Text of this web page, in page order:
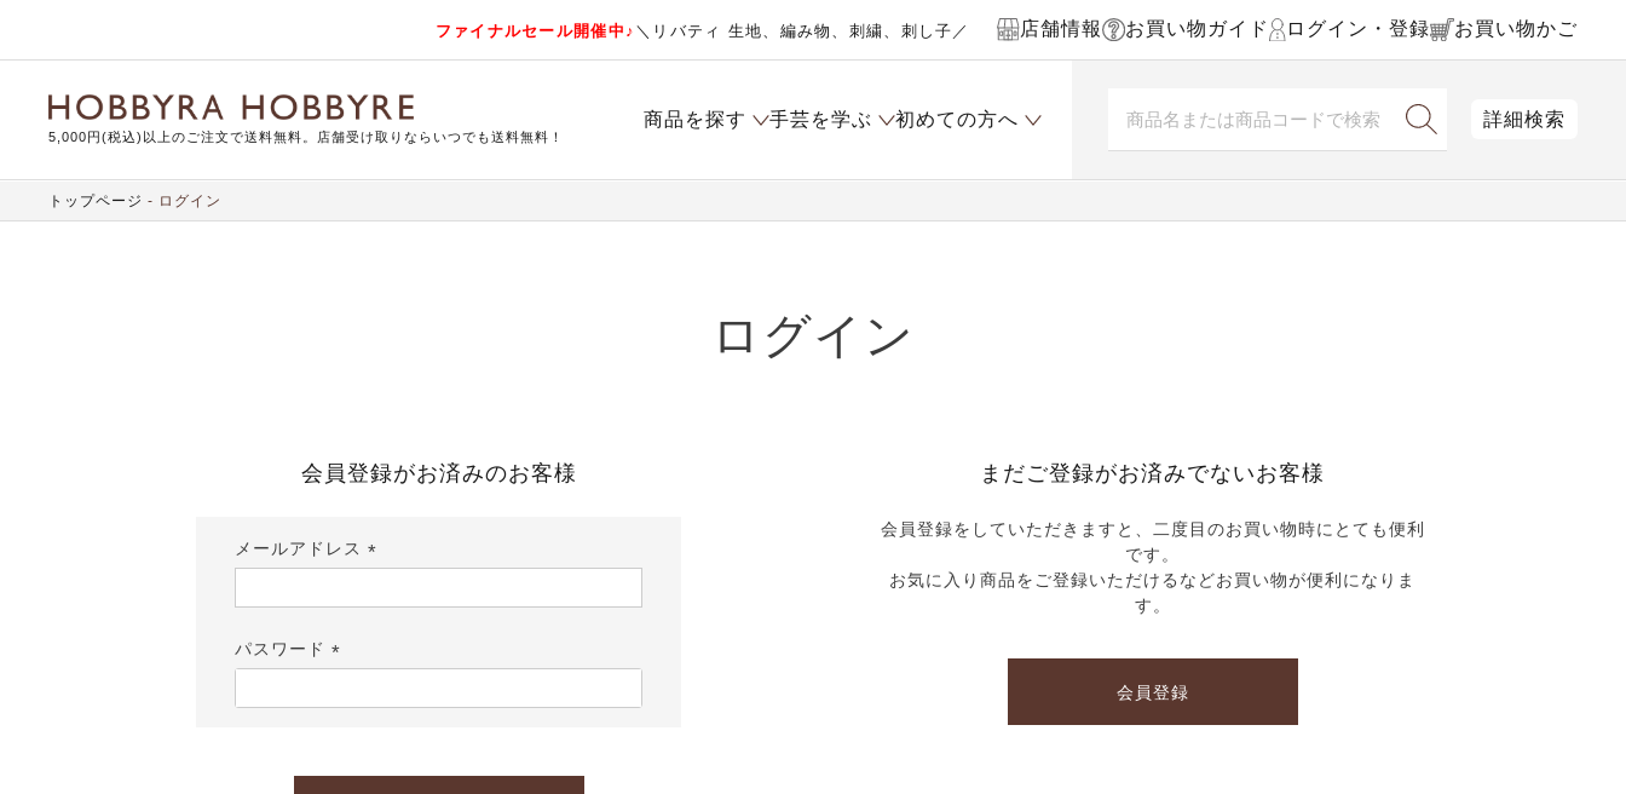
ファイナルセール開催中♪ ＼リバティ 生地、編み物、刺繍、刺し子／ 店舗情報 お買い物ガイド ログイン・登録 お買い物かご
5,000円(税込)以上のご注文で送料無料。店舗受け取りならいつでも送料無料！
商品を探す 手芸を学ぶ 初めての方へ 詳細検索
トップページ ログイン
ログイン
会員登録がお済みのお客様
メールアドレス
須)
パスワード
須)
まだご登録がお済みでないお客様
会員登録をしていただきますと、二度目のお買い物時にとても便利
です。
お気に入り商品をご登録いただけるなどお買い物が便利になりま
す。
会員登録